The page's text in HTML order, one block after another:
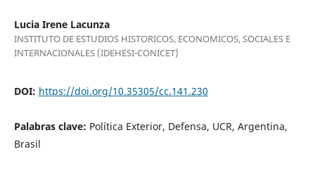
Lucia Irene Lacunza
INSTITUTO DE ESTUDIOS HISTORICOS, ECONOMICOS, SOCIALES E
INTERNACIONALES (IDEHESI-CONICET)
DOI: https://doi.org/10.35305/cc.141.230
Palabras clave: Política Exterior, Defensa, UCR, Argentina,
Brasil